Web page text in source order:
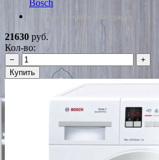
Bosch
*Наличие уточняйте у менеджера
21630 руб.
Кол-во:
−
+
Купить